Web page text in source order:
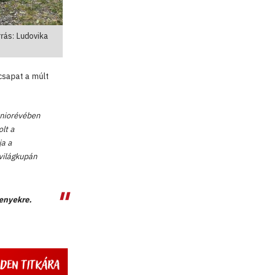
Ludovika
a múlt
a
a